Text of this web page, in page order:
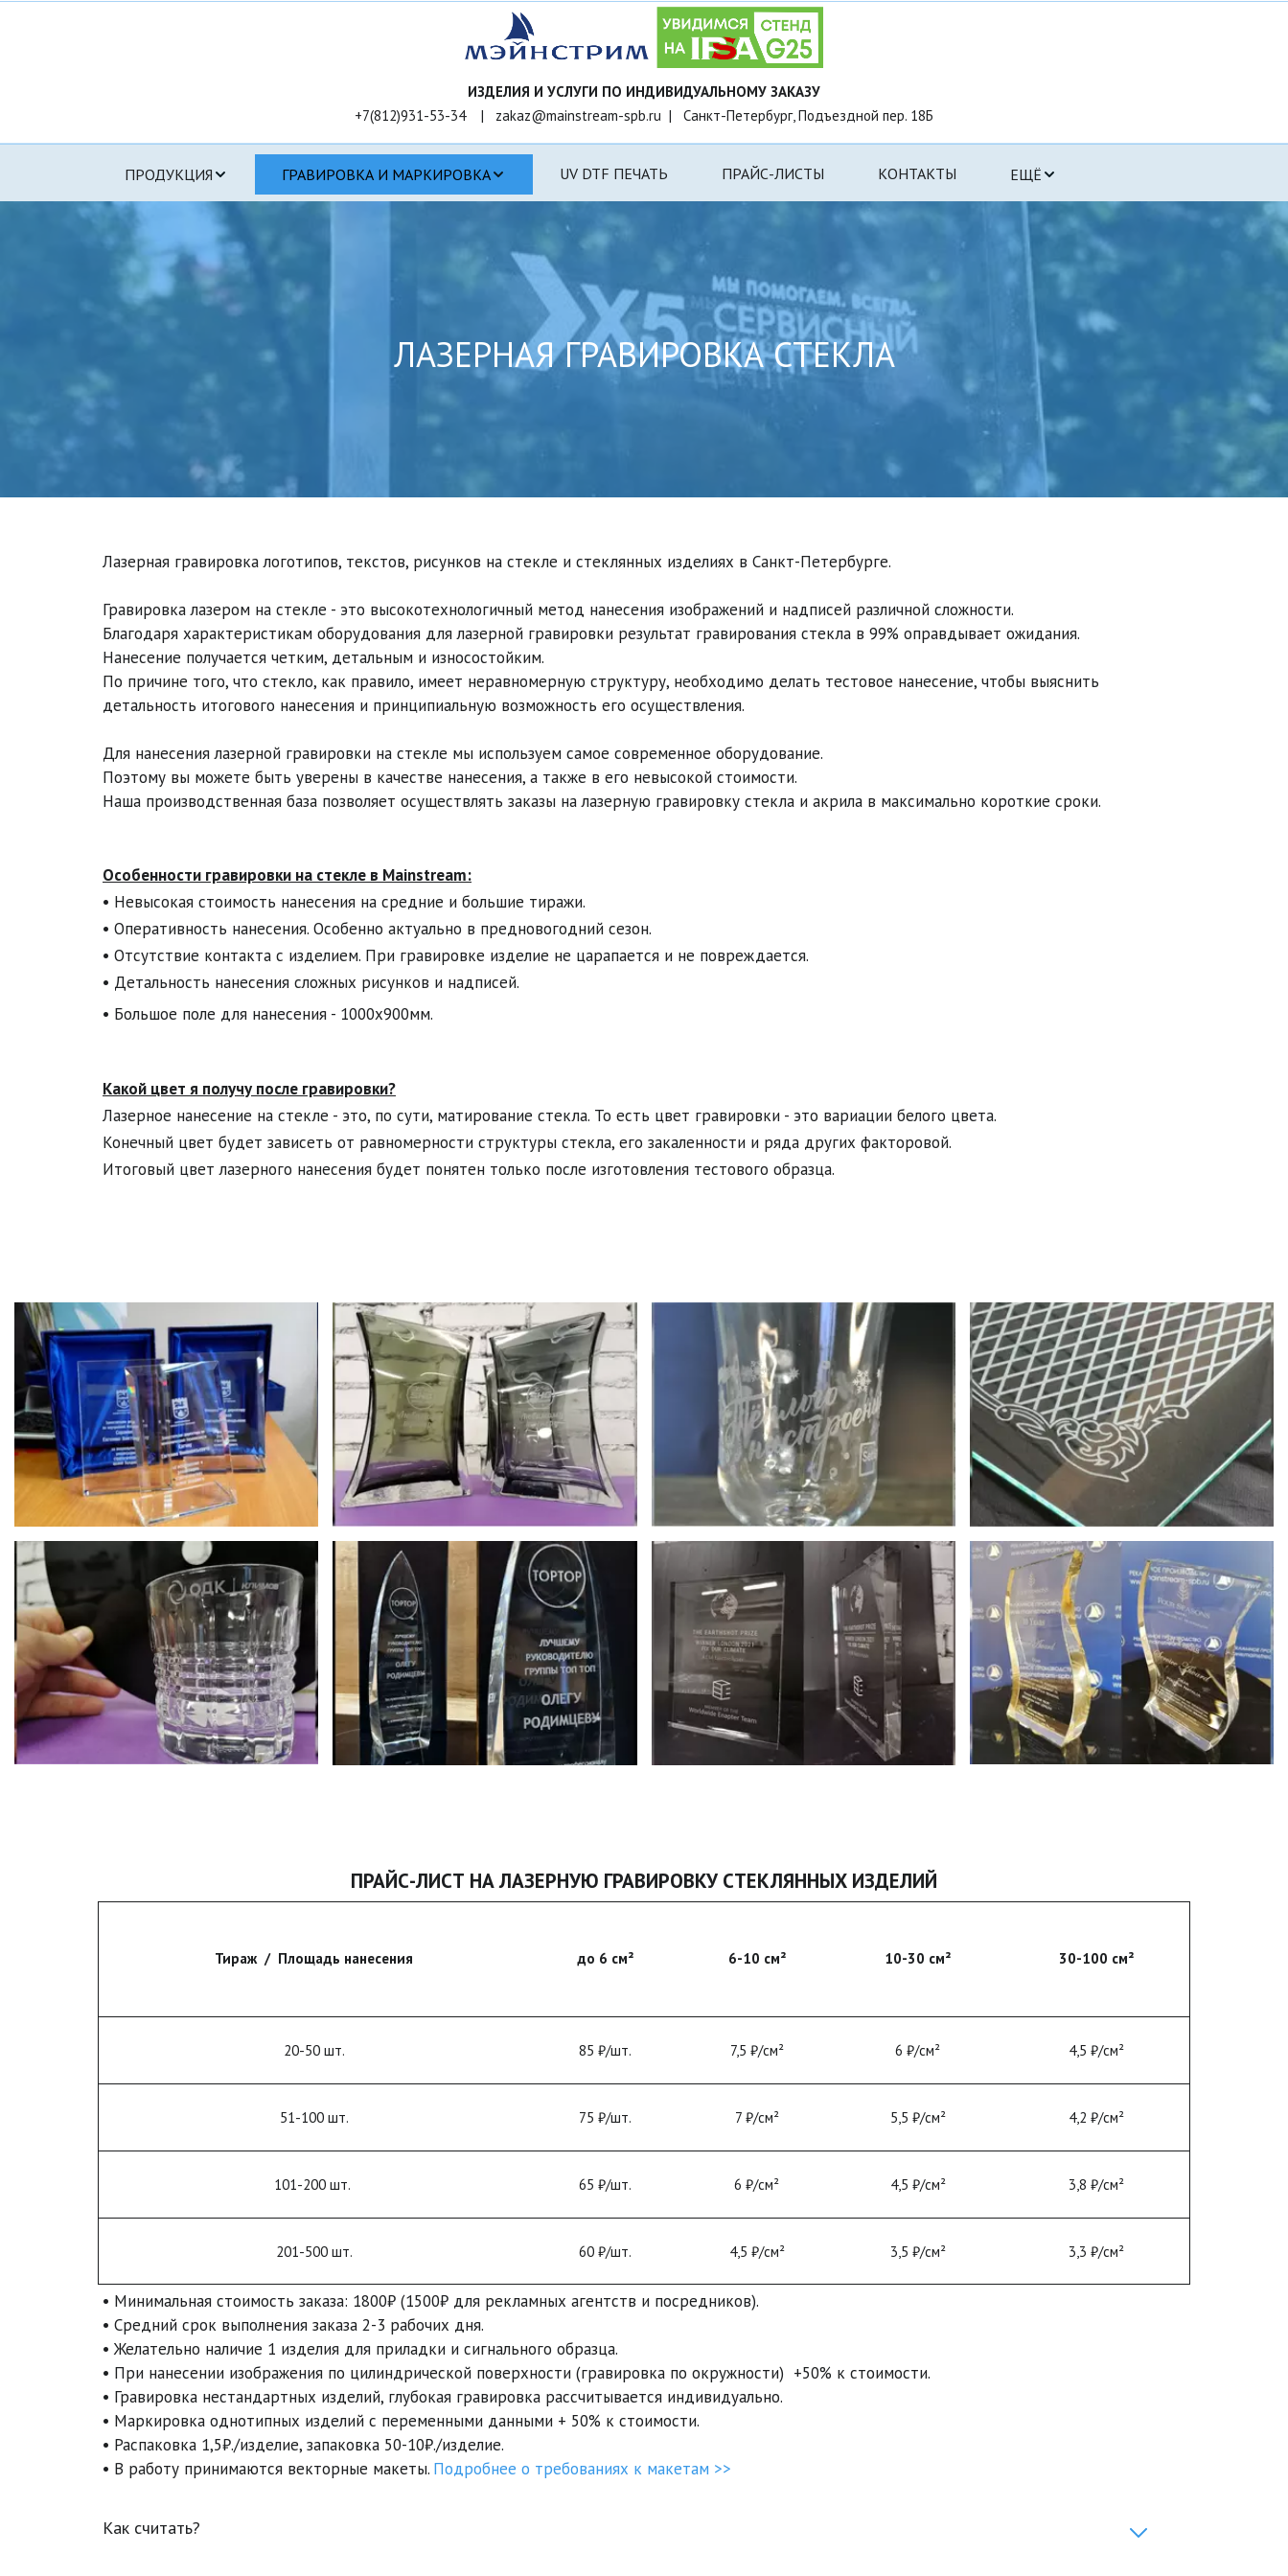
ИЗДЕЛИЯ И УСЛУГИ ПО ИНДИВИДУАЛЬНОМУ ЗАКАЗУ
+7(812)931-53-34    |   zakaz@mainstream-spb.ru  |   Санкт-Петербург, Подъездной пер. 18Б
ПРОДУКЦИЯ ГРАВИРОВКА И МАРКИРОВКА UV DTF ПЕЧАТЬ ПРАЙС-ЛИСТЫ КОНТАКТЫ ЕЩЁ
ЛАЗЕРНАЯ ГРАВИРОВКА СТЕКЛА
Лазерная гравировка логотипов, текстов, рисунков на стекле и стеклянных изделиях в Санкт-Петербурге.
Гравировка лазером на стекле - это высокотехнологичный метод нанесения изображений и надписей различной сложности.
Благодаря характеристикам оборудования для лазерной гравировки результат гравирования стекла в 99% оправдывает ожидания.
Нанесение получается четким, детальным и износостойким.
По причине того, что стекло, как правило, имеет неравномерную структуру, необходимо делать тестовое нанесение, чтобы выяснить
детальность итогового нанесения и принципиальную возможность его осуществления.
Для нанесения лазерной гравировки на стекле мы используем самое современное оборудование.
Поэтому вы можете быть уверены в качестве нанесения, а также в его невысокой стоимости.
Наша производственная база позволяет осуществлять заказы на лазерную гравировку стекла и акрила в максимально короткие сроки.
Особенности гравировки на стекле в Mainstream:
• Невысокая стоимость нанесения на средние и большие тиражи.
• Оперативность нанесения. Особенно актуально в предновогодний сезон.
• Отсутствие контакта с изделием. При гравировке изделие не царапается и не повреждается.
• Детальность нанесения сложных рисунков и надписей.
• Большое поле для нанесения - 1000х900мм.
Какой цвет я получу после гравировки?
Лазерное нанесение на стекле - это, по сути, матирование стекла. То есть цвет гравировки - это вариации белого цвета.
Конечный цвет будет зависеть от равномерности структуры стекла, его закаленности и ряда других факторовой.
Итоговый цвет лазерного нанесения будет понятен только после изготовления тестового образца.
ПРАЙС-ЛИСТ НА ЛАЗЕРНУЮ ГРАВИРОВКУ СТЕКЛЯННЫХ ИЗДЕЛИЙ
Тираж / Площадь нанесения до 6 см² 6-10 см² 10-30 см² 30-100 см²
20-50 шт. 85 ₽/шт. 7,5 ₽/см² 6 ₽/см² 4,5 ₽/см²
51-100 шт. 75 ₽/шт. 7 ₽/см² 5,5 ₽/см² 4,2 ₽/см²
101-200 шт. 65 ₽/шт. 6 ₽/см² 4,5 ₽/см² 3,8 ₽/см²
201-500 шт. 60 ₽/шт. 4,5 ₽/см² 3,5 ₽/см² 3,3 ₽/см²
• Минимальная стоимость заказа: 1800₽ (1500₽ для рекламных агентств и посредников).
• Средний срок выполнения заказа 2-3 рабочих дня.
• Желательно наличие 1 изделия для приладки и сигнального образца.
• При нанесении изображения по цилиндрической поверхности (гравировка по окружности)  +50% к стоимости.
• Гравировка нестандартных изделий, глубокая гравировка рассчитывается индивидуально.
• Маркировка однотипных изделий с переменными данными + 50% к стоимости.
• Распаковка 1,5₽./изделие, запаковка 50-10₽./изделие.
• В работу принимаются векторные макеты. Подробнее о требованиях к макетам >>
Как считать?